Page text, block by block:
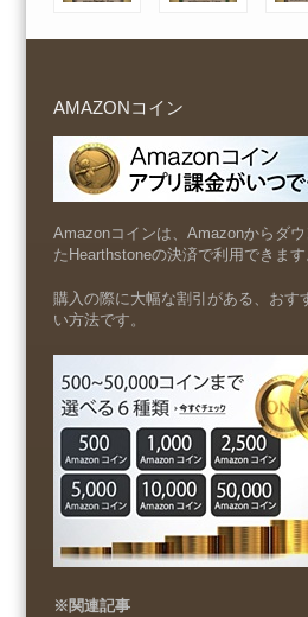
AMAZONコイン
Amazonコインは、Amazonからダウ
たHearthstoneの決済で利用できます
購入の際に大幅な割引がある、おす
い方法です。
※関連記事